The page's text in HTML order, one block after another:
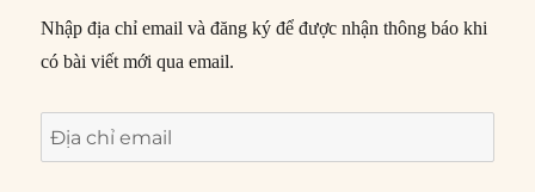
Nhập địa chỉ email và đăng ký để được nhận thông báo khi
có bài viết mới qua email.
Địa
chỉ